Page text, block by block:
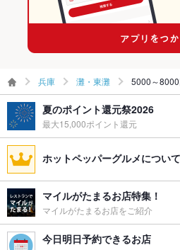
兵庫 灘・東灘 5000～
夏のポイント還元祭2026
最大15,000ポイント還元
ホットペッパーグルメについて
マイルがたまるお店特集！
マイルがたまるお店をご紹介
今日明日予約できるお店